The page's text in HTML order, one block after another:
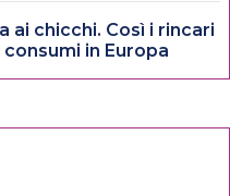
ai chicchi. Così i rincari
in Europa